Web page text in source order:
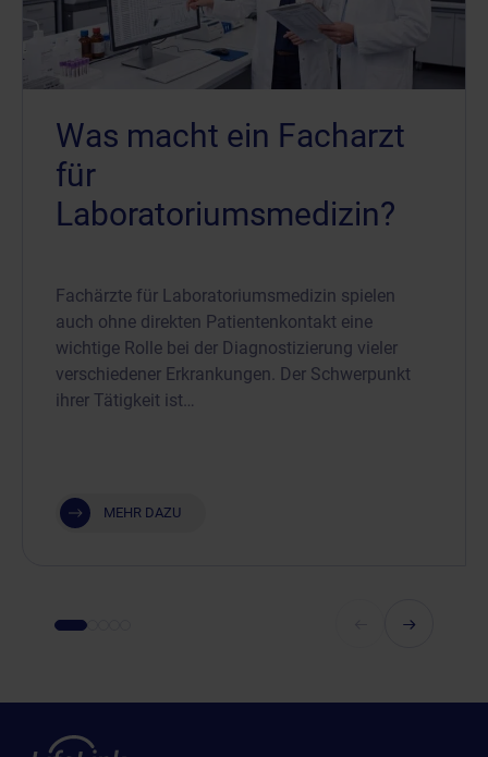
Was macht ein Facharzt
für
Laboratoriumsmedizin?
Fachärzte für Laboratoriumsmedizin spielen
auch ohne direkten Patientenkontakt eine
wichtige Rolle bei der Diagnostizierung vieler
verschiedener Erkrankungen. Der Schwerpunkt
ihrer Tätigkeit ist…
MEHR DAZU